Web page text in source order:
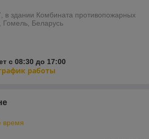
в здании Комбината противопожарных
Гомель, Беларусь
с 08:30 до 17:00
работы
время